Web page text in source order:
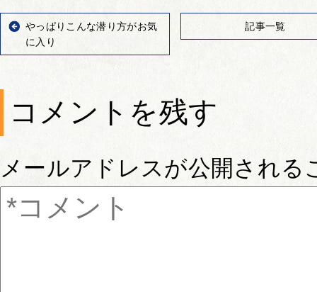
やっぱりこんな潜り方がお気
に入り
記事一覧
コメントを残す
メールアドレスが公開される